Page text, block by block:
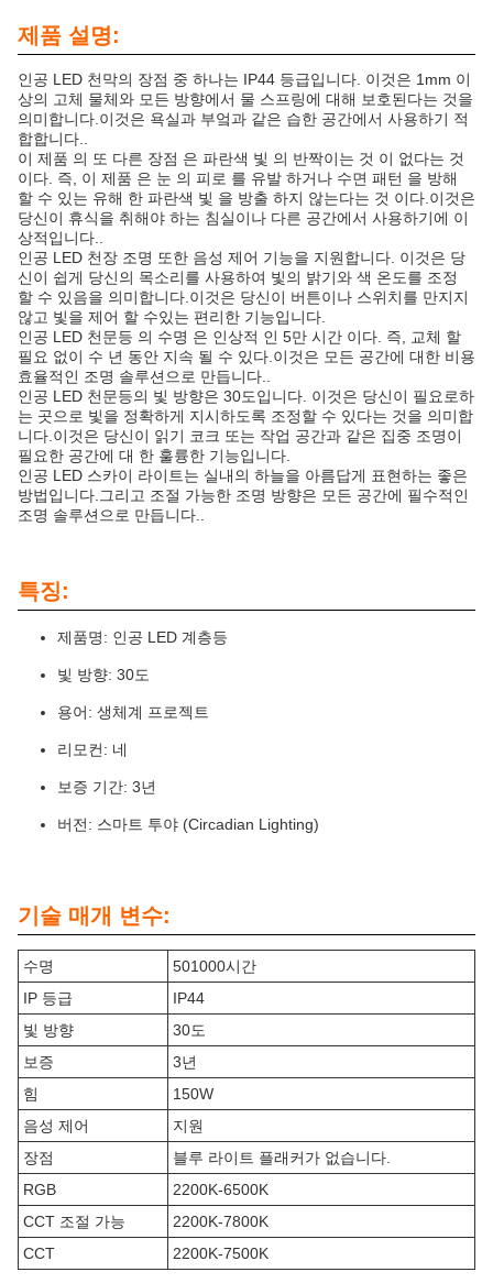
제품 설명:
인공 LED 천막의 장점 중 하나는 IP44 등급입니다. 이것은 1mm 이
상의 고체 물체와 모든 방향에서 물 스프링에 대해 보호된다는 것을
의미합니다.이것은 욕실과 부엌과 같은 습한 공간에서 사용하기 적
합합니다..
이 제품 의 또 다른 장점 은 파란색 빛 의 반짝이는 것 이 없다는 것
이다. 즉, 이 제품 은 눈 의 피로 를 유발 하거나 수면 패턴 을 방해
할 수 있는 유해 한 파란색 빛 을 방출 하지 않는다는 것 이다.이것은
당신이 휴식을 취해야 하는 침실이나 다른 공간에서 사용하기에 이
상적입니다..
인공 LED 천장 조명 또한 음성 제어 기능을 지원합니다. 이것은 당
신이 쉽게 당신의 목소리를 사용하여 빛의 밝기와 색 온도를 조정
할 수 있음을 의미합니다.이것은 당신이 버튼이나 스위치를 만지지
않고 빛을 제어 할 수있는 편리한 기능입니다.
인공 LED 천문등 의 수명 은 인상적 인 5만 시간 이다. 즉, 교체 할
필요 없이 수 년 동안 지속 될 수 있다.이것은 모든 공간에 대한 비용
효율적인 조명 솔루션으로 만듭니다..
인공 LED 천문등의 빛 방향은 30도입니다. 이것은 당신이 필요로하
는 곳으로 빛을 정확하게 지시하도록 조정할 수 있다는 것을 의미합
니다.이것은 당신이 읽기 코크 또는 작업 공간과 같은 집중 조명이
필요한 공간에 대 한 훌륭한 기능입니다.
인공 LED 스카이 라이트는 실내의 하늘을 아름답게 표현하는 좋은
방법입니다.그리고 조절 가능한 조명 방향은 모든 공간에 필수적인
조명 솔루션으로 만듭니다..
특징:
제품명: 인공 LED 계층등
빛 방향: 30도
용어: 생체계 프로젝트
리모컨: 네
보증 기간: 3년
버전: 스마트 투야 (Circadian Lighting)
기술 매개 변수:
수명
501000시간
IP 등급
IP44
빛 방향
30도
보증
3년
힘
150W
음성 제어
지원
장점
블루 라이트 플래커가 없습니다.
RGB
2200K-6500K
CCT 조절 가능
2200K-7800K
CCT
2200K-7500K